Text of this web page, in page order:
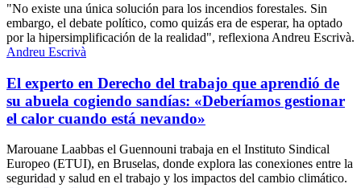
"No existe una única solución para los incendios forestales. Sin
embargo, el debate político, como quizás era de esperar, ha optado
por la hipersimplificación de la realidad", reflexiona Andreu Escrivà.
Andreu Escrivà
El experto en Derecho del trabajo que aprendió de
su abuela cogiendo sandías: «Deberíamos gestionar
el calor cuando está nevando»
Marouane Laabbas el Guennouni trabaja en el Instituto Sindical
Europeo (ETUI), en Bruselas, donde explora las conexiones entre la
seguridad y salud en el trabajo y los impactos del cambio climático.